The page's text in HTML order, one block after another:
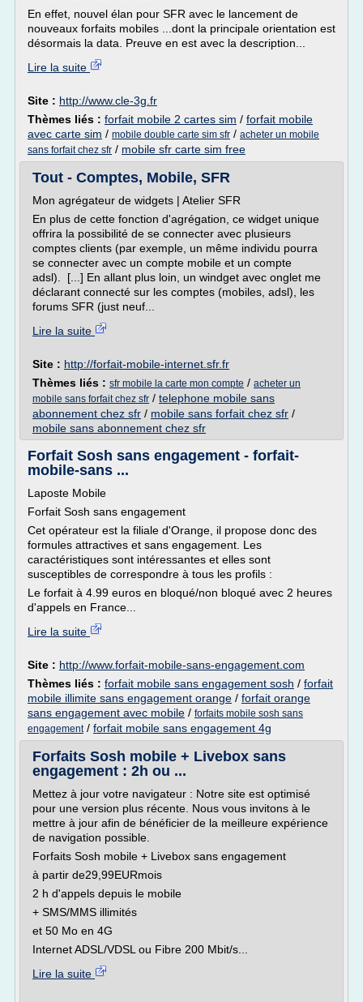
En effet, nouvel élan pour SFR avec le lancement de
nouveaux forfaits mobiles ...dont la principale orientation est
désormais la data. Preuve en est avec la description...
Lire la suite
Site : http://www.cle-3g.fr
Thèmes liés : forfait mobile 2 cartes sim / forfait mobile
avec carte sim / mobile double carte sim sfr / acheter un mobile
sans forfait chez sfr / mobile sfr carte sim free
Tout - Comptes, Mobile, SFR
Mon agrégateur de widgets | Atelier SFR
En plus de cette fonction d'agrégation, ce widget unique
offrira la possibilité de se connecter avec plusieurs
comptes clients (par exemple, un même individu pourra
se connecter avec un compte mobile et un compte
adsl). [...] En allant plus loin, un windget avec onglet me
déclarant connecté sur les comptes (mobiles, adsl), les
forums SFR (just neuf...
Lire la suite
Site : http://forfait-mobile-internet.sfr.fr
Thèmes liés : sfr mobile la carte mon compte / acheter un
mobile sans forfait chez sfr / telephone mobile sans
abonnement chez sfr / mobile sans forfait chez sfr /
mobile sans abonnement chez sfr
Forfait Sosh sans engagement - forfait-
mobile-sans ...
Laposte Mobile
Forfait Sosh sans engagement
Cet opérateur est la filiale d'Orange, il propose donc des
formules attractives et sans engagement. Les
caractéristiques sont intéressantes et elles sont
susceptibles de correspondre à tous les profils :
Le forfait à 4.99 euros en bloqué/non bloqué avec 2 heures
d'appels en France...
Lire la suite
Site : http://www.forfait-mobile-sans-engagement.com
Thèmes liés : forfait mobile sans engagement sosh / forfait
mobile illimite sans engagement orange / forfait orange
sans engagement avec mobile / forfaits mobile sosh sans
engagement/ forfait mobile sans engagement 4g
Forfaits Sosh mobile + Livebox sans
engagement : 2h ou ...
Mettez à jour votre navigateur : Notre site est optimisé
pour une version plus récente. Nous vous invitons à le
mettre à jour afin de bénéficier de la meilleure expérience
de navigation possible.
Forfaits Sosh mobile + Livebox sans engagement
à partir de29,99EURmois
2 h d'appels depuis le mobile
+ SMS/MMS illimités
et 50 Mo en 4G
Internet ADSL/VDSL ou Fibre 200 Mbit/s...
Lire la suite